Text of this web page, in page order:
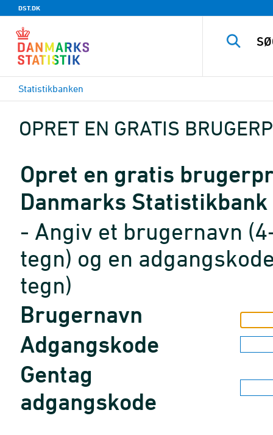
DST.DK
Statistikbanken
OPRET EN GRATIS
Opret en gratis
Danmarks Statistikbank
- Angiv et brugernavn
tegn) og en
tegn)
Brugernavn
Adgangskode
Gentag
adgangskode